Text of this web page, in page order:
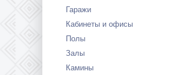
Гаражи
Кабинеты и офисы
Полы
Залы
Камины